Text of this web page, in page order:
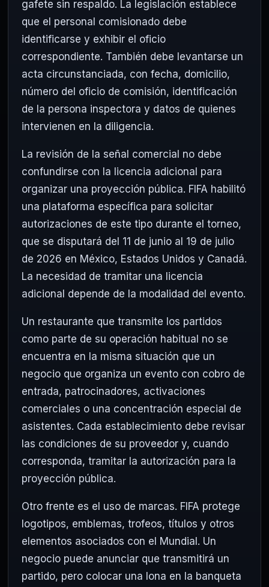
gafete sin respaldo. La legislación establece
que el personal comisionado debe
identificarse y exhibir el oficio
correspondiente. También debe levantarse un
acta circunstanciada, con fecha, domicilio,
número del oficio de comisión, identificación
de la persona inspectora y datos de quienes
intervienen en la diligencia.
La revisión de la señal comercial no debe
confundirse con la licencia adicional para
organizar una proyección pública. FIFA habilitó
una plataforma específica para solicitar
autorizaciones de este tipo durante el torneo,
que se disputará del 11 de junio al 19 de julio
de 2026 en México, Estados Unidos y Canadá.
La necesidad de tramitar una licencia
adicional depende de la modalidad del evento.
Un restaurante que transmite los partidos
como parte de su operación habitual no se
encuentra en la misma situación que un
negocio que organiza un evento con cobro de
entrada, patrocinadores, activaciones
comerciales o una concentración especial de
asistentes. Cada establecimiento debe revisar
las condiciones de su proveedor y, cuando
corresponda, tramitar la autorización para la
proyección pública.
Otro frente es el uso de marcas. FIFA protege
logotipos, emblemas, trofeos, títulos y otros
elementos asociados con el Mundial. Un
negocio puede anunciar que transmitirá un
partido, pero colocar una lona en la banqueta